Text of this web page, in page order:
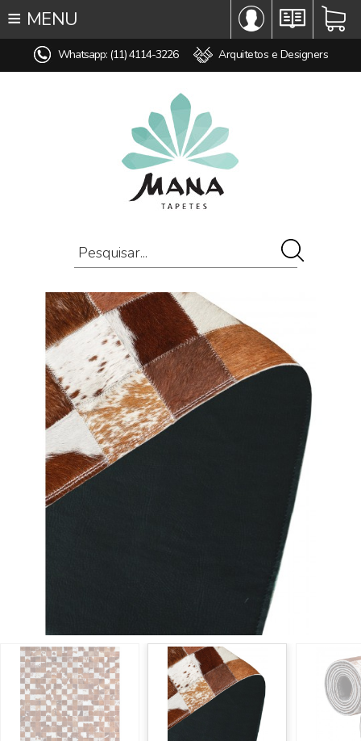
∞ TODOS OS TAPETES
♥ TAPETES SOB MEDIDA
COMPOSIÇÃO
OFERTAS
≡ MENU
Whatsapp: (11) 4114-3226 Arquitetos e Designers